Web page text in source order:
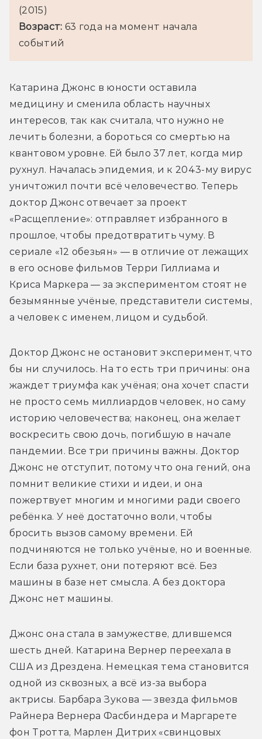
(2015)
Возраст: 63 года на момент начала
событий
Катарина Джонс в юности оставила
медицину и сменила область научных
интересов, так как считала, что нужно не
лечить болезни, а бороться со смертью на
квантовом уровне. Ей было 37 лет, когда мир
рухнул. Началась эпидемия, и к 2043-му вирус
уничтожил почти всё человечество. Теперь
доктор Джонс отвечает за проект
«Расщепление»: отправляет избранного в
прошлое, чтобы предотвратить чуму. В
сериале «12 обезьян» — в отличие от лежащих
в его основе фильмов Терри Гиллиама и
Криса Маркера — за экспериментом стоят не
безымянные учёные, представители системы,
а человек с именем, лицом и судьбой.
Доктор Джонс не остановит эксперимент, что
бы ни случилось. На то есть три причины: она
жаждет триумфа как учёная; она хочет спасти
не просто семь миллиардов человек, но саму
историю человечества; наконец, она желает
воскресить свою дочь, погибшую в начале
пандемии. Все три причины важны. Доктор
Джонс не отступит, потому что она гений, она
помнит великие стихи и идеи, и она
пожертвует многим и многими ради своего
ребёнка. У неё достаточно воли, чтобы
бросить вызов самому времени. Ей
подчиняются не только учёные, но и военные.
Если база рухнет, они потеряют всё. Без
машины в базе нет смысла. А без доктора
Джонс нет машины.
Джонс она стала в замужестве, длившемся
шесть дней. Катарина Вернер переехала в
США из Дрездена. Немецкая тема становится
одной из сквозных, а всё из-за выбора
актрисы. Барбара Зукова — звезда фильмов
Райнера Вернера Фасбиндера и Маргарете
фон Тротта, Марлен Дитрих «свинцовых